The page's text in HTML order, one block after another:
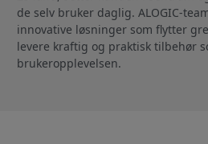
de selv bruker daglig. ALOGIC-
innovative løsninger som flytter
levere kraftig og praktisk tilbehør
brukeropplevelsen.